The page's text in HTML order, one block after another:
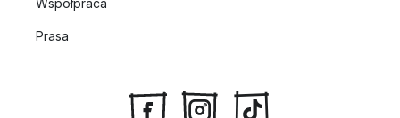
Prasa